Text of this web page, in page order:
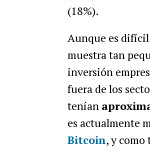
(18%).
Aunque es
muestra tan
inversión
fuera de los
tenían
es actualmente
Bitcoin, y